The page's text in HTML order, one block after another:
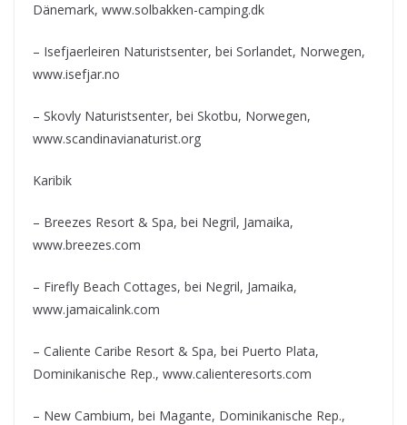
Dänemark, www.solbakken-camping.dk
– Isefjaerleiren Naturistsenter, bei Sorlandet, Norwegen,
www.isefjar.no
– Skovly Naturistsenter, bei Skotbu, Norwegen,
www.scandinavianaturist.org
Karibik
– Breezes Resort & Spa, bei Negril, Jamaika,
www.breezes.com
– Firefly Beach Cottages, bei Negril, Jamaika,
www.jamaicalink.com
– Caliente Caribe Resort & Spa, bei Puerto Plata,
Dominikanische Rep., www.calienteresorts.com
– New Cambium, bei Magante, Dominikanische Rep.,